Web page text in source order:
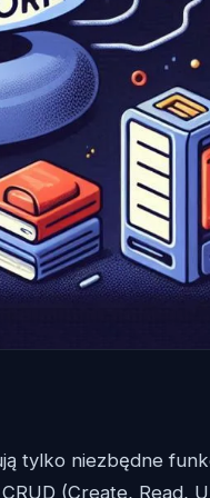
tylko niezbędne
(Create, Read,